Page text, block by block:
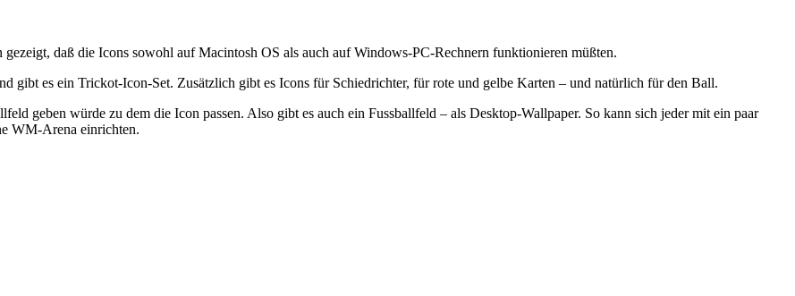
daß die Icons sowohl auf Macintosh OS als auch auf Windows-PC-Rechnern funktionieren müßten.
gibt es ein Trickot-Icon-Set. Zusätzlich gibt es Icons für Schiedrichter, für rote und gelbe Karten – und natürlich für den Ball.
geben würde zu dem die Icon passen. Also gibt es auch ein Fussballfeld – als Desktop-Wallpaper. So kann sich jeder mit ein paar
WM-Arena einrichten.